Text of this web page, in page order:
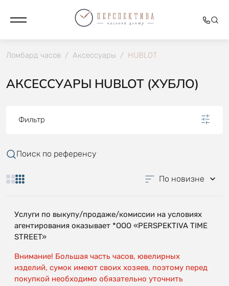
Ломбард часов / Аксессуары / HUBLOT
АКСЕССУАРЫ HUBLOT (ХУБЛО)
Фильтр
Поиск по референсу
По новизне
Услуги по выкупу/продаже/комиссии на условиях
агентирования оказывает *OOO «PERSPEKTIVA TIME
STREET»
Внимание! Большая часть часов, ювелирных
изделий, сумок имеют своих хозяев, поэтому перед
покупкой необходимо обязательно уточнить